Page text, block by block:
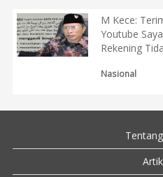
M Kece:
Youtube
Rekening
Nasional